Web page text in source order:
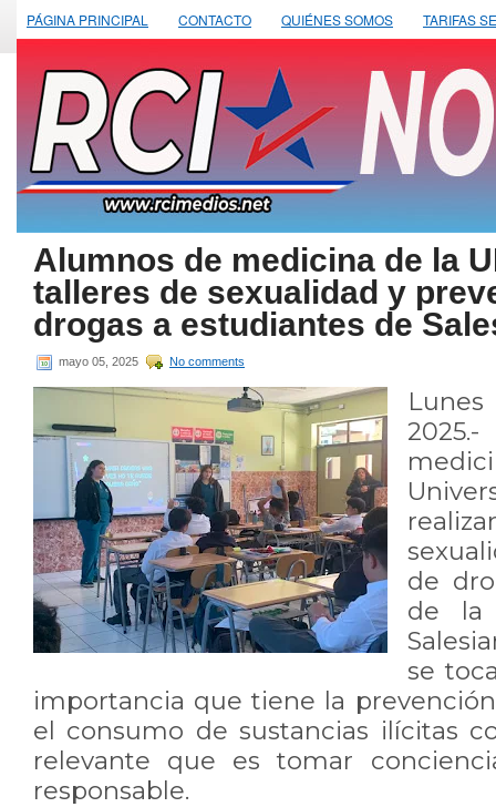
PÁGINA PRINCIPAL CONTACTO QUIÉNES SOMOS TARIFAS
Alumnos de medicina de la
talleres de sexualidad y
drogas a estudiantes de
mayo 05, 2025 No comments
de
de la
se
importancia que tiene la
el consumo de sustancias ilícitas
relevante que es tomar
responsable.